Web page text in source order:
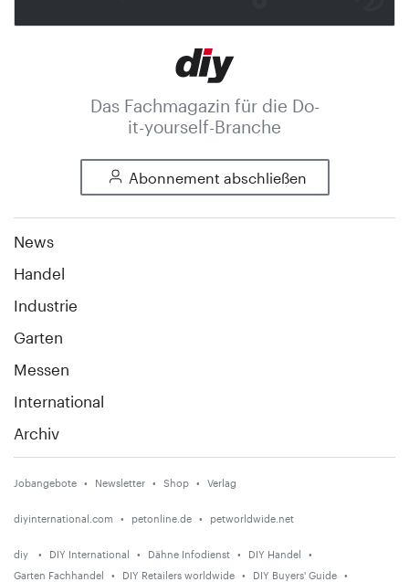
Das Fachmagazin für die Do-
it-yourself-Branche
Abonnement abschließen
News
Handel
Industrie
Garten
Messen
International
Archiv
Jobangebote Newsletter Shop Verlag
diyinternational.com petonline.de petworldwide.net
diy DIY International Dähne Infodienst
DIY Handel
Garten Fachhandel
DIY Retailers worldwide DIY Buyers' Guide